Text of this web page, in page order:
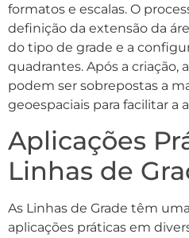
formatos e escalas. O
definição da extensão da
do tipo de grade e a
quadrantes. Após a criação,
podem ser sobrepostas a
geoespaciais para facilitar a
Aplicações
Linhas de
As Linhas de Grade têm
aplicações práticas em